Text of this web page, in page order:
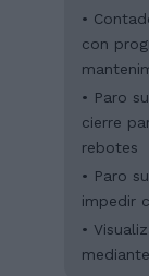
•
con
• Paro
cierre
rebotes
• Paro
impedir
•